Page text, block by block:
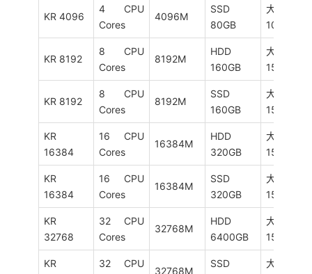
KR 4096
4 CPU
Cores
4096M
SSD
80GB
大陆优化
10M
KR 8192
8 CPU
Cores
8192M
HDD
160GB
大陆优化
15M
KR 8192
8 CPU
Cores
8192M
SSD
160GB
大陆优化
15M
KR
16384
16 CPU
Cores
16384M
HDD
320GB
大陆优化
15M
KR
16384
16 CPU
Cores
16384M
SSD
320GB
大陆优化
15M
KR
32768
32 CPU
Cores
32768M
HDD
6400GB
大陆优化
15M
KR
32 CPU
32768M
SSD
大陆优化